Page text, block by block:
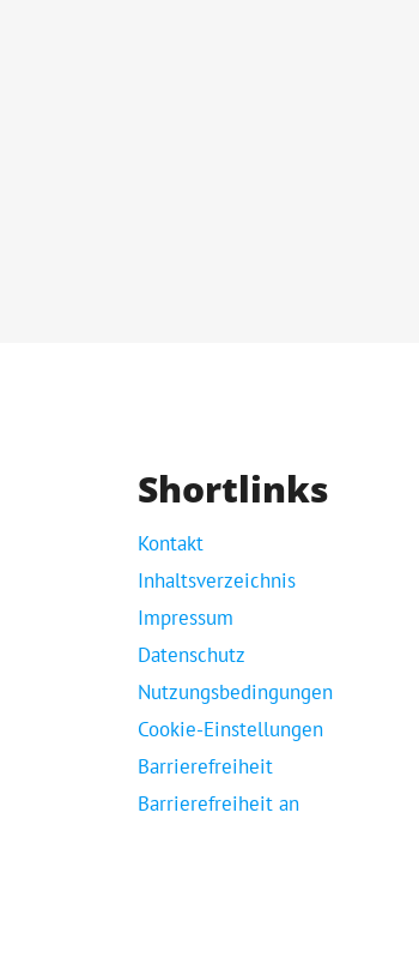
Shortlinks
Kontakt
Inhaltsverzeichnis
Impressum
Datenschutz
Nutzungsbedingungen
Cookie-Einstellungen
Barrierefreiheit
Barrierefreiheit an